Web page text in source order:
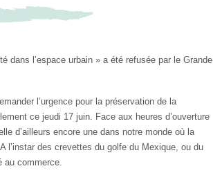
dans l’espace urbain » a été refusée par le Grande
l’urgence pour la préservation de la
ce jeudi 17 juin. Face aux heures d’ouverture
d’ailleurs encore une dans notre monde où la
l’instar des crevettes du golfe du Mexique, ou du
au commerce.